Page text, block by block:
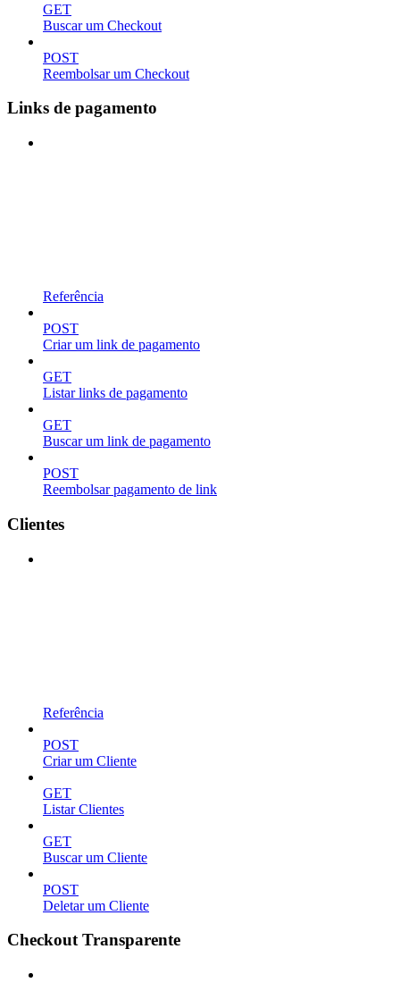
GET
Buscar um Checkout
POST
Reembolsar um Checkout
Links de pagamento
Referência
POST
Criar um link de pagamento
GET
Listar links de pagamento
GET
Buscar um link de pagamento
POST
Reembolsar pagamento de link
Clientes
Referência
POST
Criar um Cliente
GET
Listar Clientes
GET
Buscar um Cliente
POST
Deletar um Cliente
Checkout Transparente